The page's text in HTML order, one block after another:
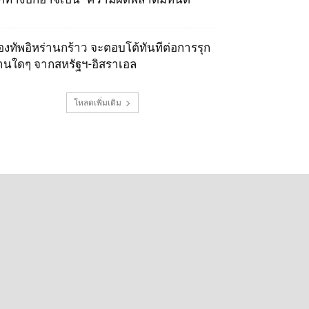
งทัพอิหร่านกร้าว จะตอบโต้ทันทีต่อการรุก
นใดๆ จากสหรัฐฯ-อิสราเอล
โหลดเพิ่มเติม